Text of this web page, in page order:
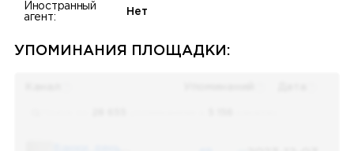
Иностранный
агент:
Нет
УПОМИНАНИЯ ПЛОЩАДКИ: